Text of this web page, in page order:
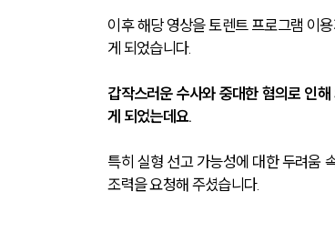
이후 해당 영상을 토렌트 프로그램 이
게 되었습니다.
갑작스러운 수사와 중대한 혐의로 인
게 되었는데요.
특히 실형 선고 가능성에 대한 두려움
조력을 요청해 주셨습니다.